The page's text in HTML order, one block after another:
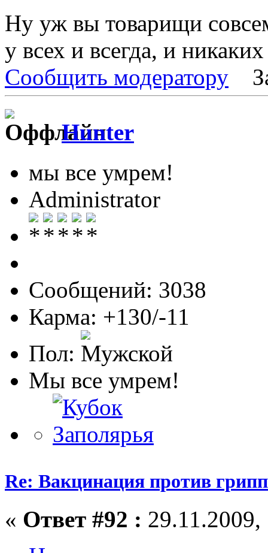
Ну уж вы товарищи
у всех и всегда, и никаких
Сообщить модератору
Hunter
мы все умрем!
Administrator
Сообщений: 3038
Карма: +130/-11
Пол:
Мы все умрем!
Re: Вакцинация против
« Ответ #92 :